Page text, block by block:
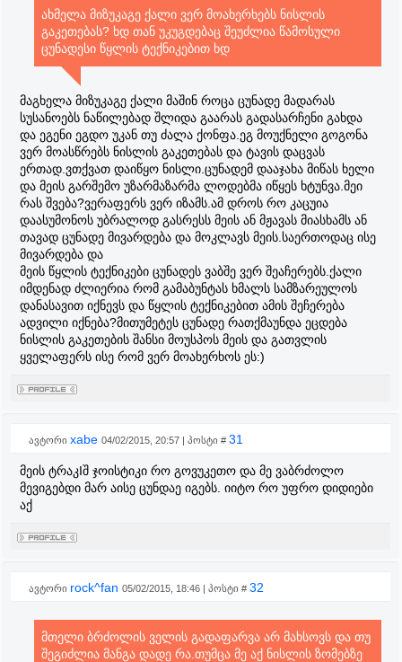
ახმელა მიზუკაგე ქალი ვერ მოახერხებს ნისლის
გაკეთებას? ხდ თან უკუგდებაც შეუძლია წამოსული
ცუნადესი წყლის ტექნიკებით ხდ
მაგხელა მიზუკაგე ქალი მაშინ როცა ცუნადე მადარას
სუსანოებს ნაწილებად შლიდა გაარას გადასარჩენი გახდა
და ეგენი ეგდო უკან თუ ძალა ქონფა.ეგ მოუქნელი გოგონა
ვერ მოასწრებს ნისლის გაკეთებას და ტავის დაცვას
ერთად.ვთქვათ დაიწყო ნისლი.ცუნადემ დააჯახა მიწას ხელი
და მეის გარშემო უზარმაზარმა ლოდებმა იწყეს ხტუნვა.მეი
რას შვება?ვერაფერს ვერ იზამს.ამ დროს რო კაცუია
დაასუმონოს უბრალოდ გასრესს მეის ან მჟავას მიასხამს ან
თავად ცუნადე მივარდება და მოკლავს მეის.საერთოდაც ისე
მივარდება და
მეის წყლის ტექნიკები ცუნადეს ვაბშე ვერ შეაჩერებს.ქალი
იმდენად ძლიერია რომ გამაბუნტას ხმალს სამზარეულოს
დანასავით იქნევს და წყლის ტექნიკებით ამის შეჩერება
ადვილი იქნება?მითუმეტეს ცუნადე რათქმაუნდა ეცდება
ნისლის გაკეთების შანსი მოუსპოს მეის და გათვლის
ყველაფერს ისე რომ ვერ მოახერხოს ეს:)
ავტორი xabe 04/02/2015, 20:57 | პოსტი # 31
მეის ტრაკIშ ჯოისტიკი რო გოვუკეთო და მე ვაბრძოლო
მევიგებდი მარ აისე ცუნდაე იგებს. იიტო რო უფრო დიდიები
აქ
ავტორი rock^fan 05/02/2015, 18:46 | პოსტი # 32
მთელი ბრძოლის ველის გადაფარვა არ მახსოვს და თუ
შეგიძლია მანგა დადე რა.თუმცა მე აქ ნისლის ზომებზე